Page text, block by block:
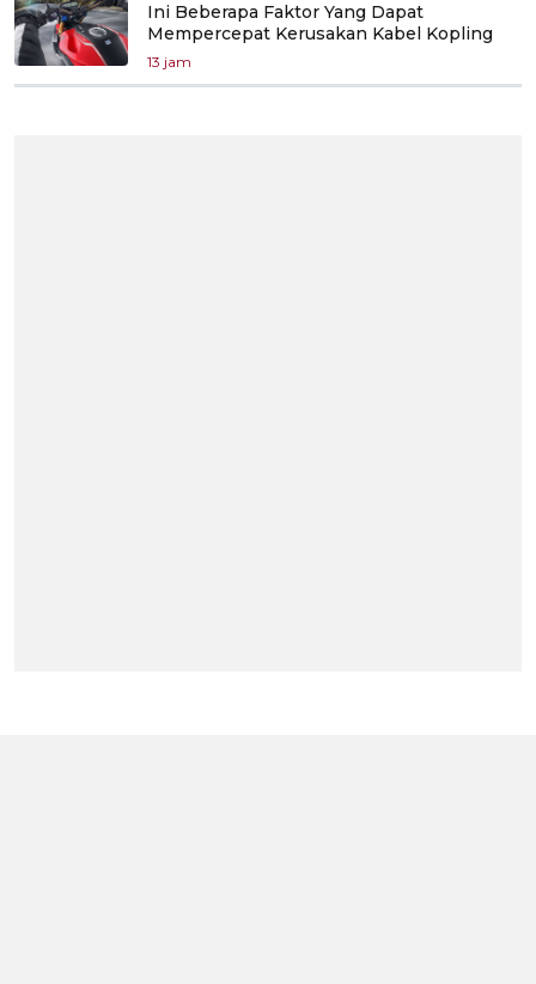
Ini Beberapa Faktor Yang Dapat
Mempercepat Kerusakan Kabel Kopling
13 jam